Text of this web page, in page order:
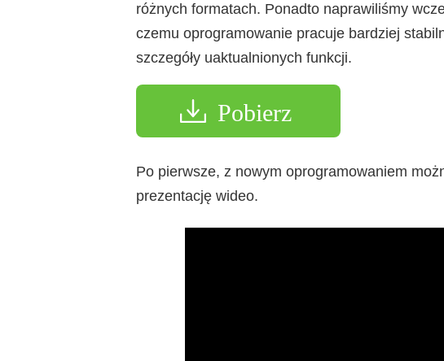
różnych formatach. Ponadto naprawiliśmy
czemu oprogramowanie pracuje bardziej
szczegóły uaktualnionych funkcji.
Pobierz
Po pierwsze, z nowym oprogramowaniem
prezentację wideo.